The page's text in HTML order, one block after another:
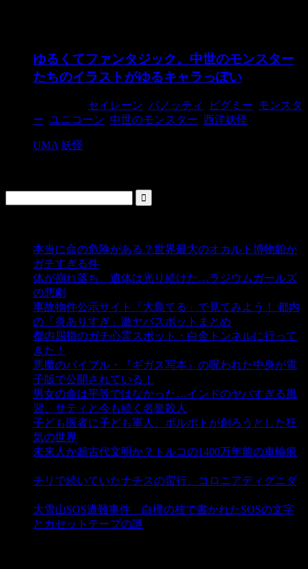
ゆるくてファンタジック。中世のモンスター
たちのイラストがゆるキャラっぽい
セイレーン パノッティ ピグミー モンスタ
ー ユニコーン 中世のモンスター 西洋妖怪
UMA 妖怪
本当に命の危険がある？世界最大のオカルト博物館が
ガチすぎる件
体が崩れ落ち、遺体は光り続けた…ラジウムガールズ
の悲劇
事故物件公示サイト「大島てる」で見てみよう！ 都内
の「炎ありすぎ」激ヤバスポットまとめ
都内屈指のガチ心霊スポット・白金トンネルに行って
きた！
悪魔のバイブル・『ギガス写本』の呪われた中身が電
子版で公開されている！
男女の命は平等ではなかった…インドのヤバすぎる風
習、サティと今も続く名誉殺人
子ども医者に子ども軍人、ポルポトが創ろうとした狂
気の世界
未来人か超古代文明か？トルコの1400万年前の車輪痕
チリで続いていたナチスの蛮行、コロニアディグニダ
大雪山SOS遭難事件 白樺の枝で書かれたSOSの文字
とカセットテープの謎